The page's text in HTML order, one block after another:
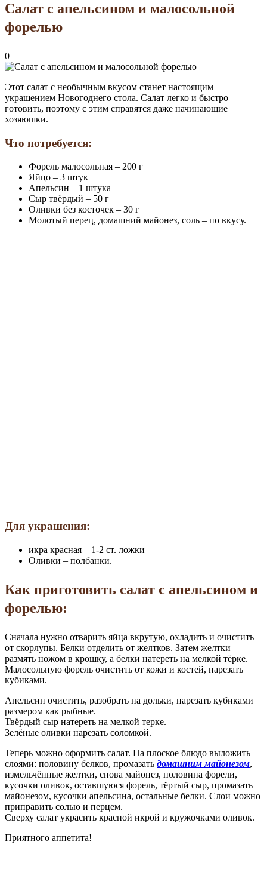
Салат с апельсином и малосольной
форелью
0
Этот салат с необычным вкусом станет настоящим
украшением Новогоднего стола. Салат легко и быстро
готовить, поэтому с этим справятся даже начинающие
хозяюшки.
Что потребуется:
Форель малосольная – 200 г
Яйцо – 3 штук
Апельсин – 1 штука
Сыр твёрдый – 50 г
Оливки без косточек – 30 г
Молотый перец, домашний майонез, соль – по вкусу.
Для украшения:
икра красная – 1-2 ст. ложки
Оливки – полбанки.
Как приготовить салат с апельсином и
форелью:
Сначала нужно отварить яйца вкрутую, охладить и очистить
от скорлупы. Белки отделить от желтков. Затем желтки
размять ножом в крошку, а белки натереть на мелкой тёрке.
Малосольную форель очистить от кожи и костей, нарезать
кубиками.
Апельсин очистить, разобрать на дольки, нарезать кубиками
размером как рыбные.
Твёрдый сыр натереть на мелкой терке.
Зелёные оливки нарезать соломкой.
Теперь можно оформить салат. На плоское блюдо выложить
слоями: половину белков, промазать домашним майонезом,
измельчённые желтки, снова майонез, половина форели,
кусочки оливок, оставшуюся форель, тёртый сыр, промазать
майонезом, кусочки апельсина, остальные белки. Слои можно
приправить солью и перцем.
Сверху салат украсить красной икрой и кружочками оливок.
Приятного аппетита!